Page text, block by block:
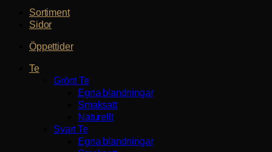
Sortiment
Sidor
Öppettider
Te
Grönt Te
Egna blandningar
Smaksatt
Naturellt
Svart Te
Egna blandningar